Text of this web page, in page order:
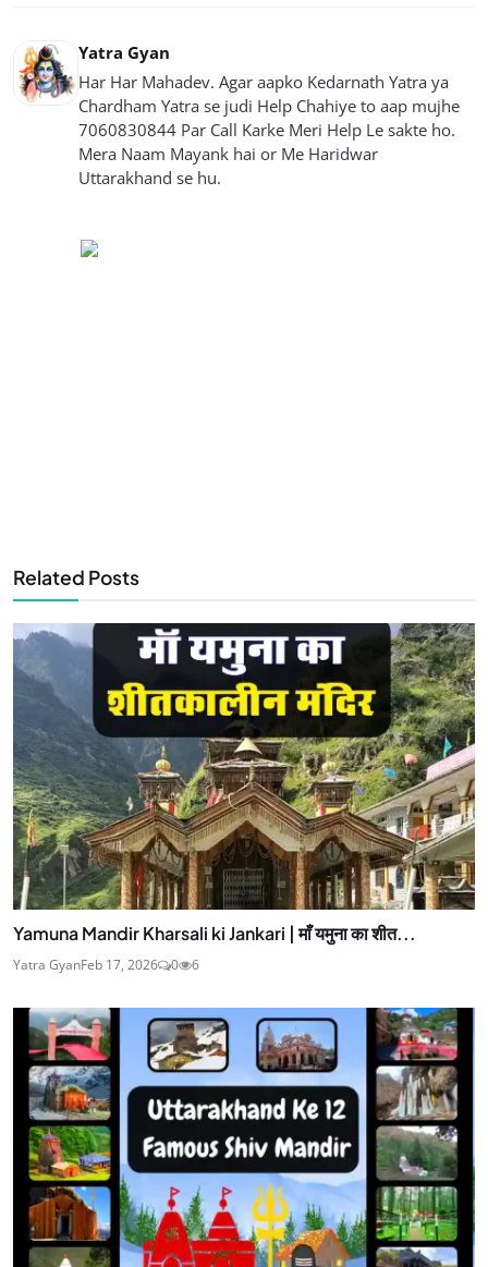
Yatra Gyan
Har Har Mahadev. Agar aapko Kedarnath Yatra ya
Chardham Yatra se judi Help Chahiye to aap mujhe
7060830844 Par Call Karke Meri Help Le sakte ho.
Mera Naam Mayank hai or Me Haridwar
Uttarakhand se hu.
Related Posts
Yamuna Mandir Kharsali ki Jankari | माँ यमुना का शीत...
Yatra GyanFeb 17, 2026 0 6